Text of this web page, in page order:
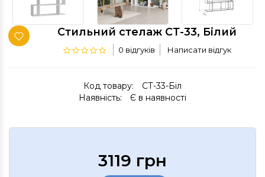
Стильний стелаж СТ-33, Білий
0 відгуків Написати відгук
Код товару:
СТ-33-Біл
Наявність:
Є в наявності
3119 грн